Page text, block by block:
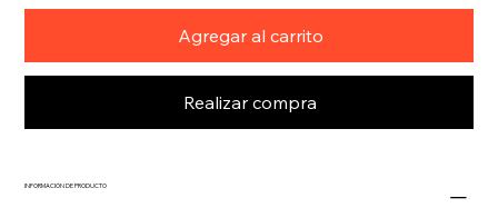
Agregar al carrito
Realizar compra
INFORMACIÓN DE PRODUCTO